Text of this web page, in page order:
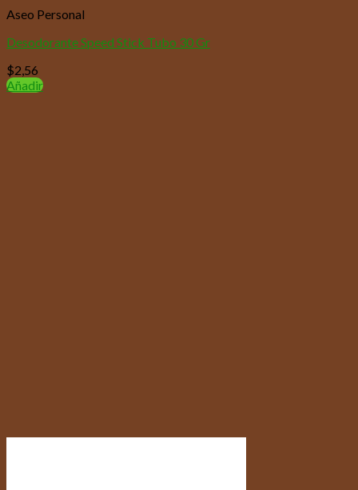
Aseo Personal
Desodorante Speed Stick Tubo 30 Gr
$2,56
Añadir